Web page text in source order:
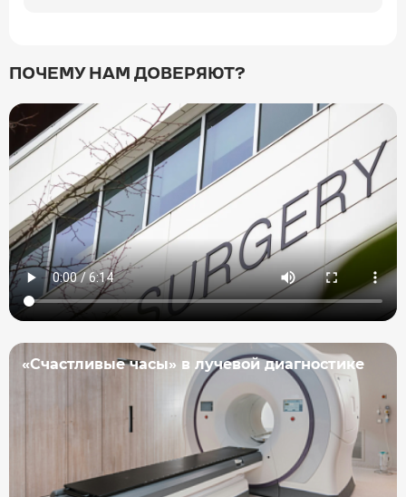
ПОЧЕМУ НАМ ДОВЕРЯЮТ?
«Счастливые часы» в лучевой диагностике